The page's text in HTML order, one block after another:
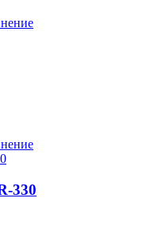
330